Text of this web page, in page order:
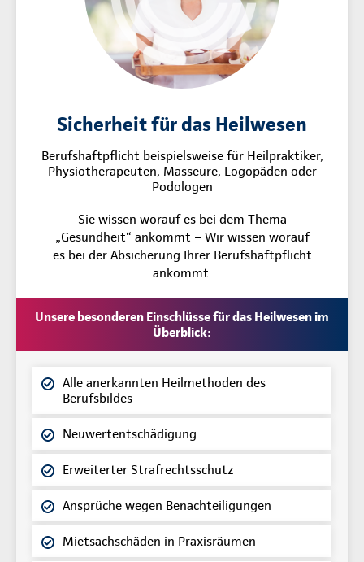
Sicherheit für das Heilwesen
Berufshaftpflicht beispielsweise für Heilpraktiker,
Physiotherapeuten, Masseure, Logopäden oder
Podologen
Sie wissen worauf es bei dem Thema
„Gesundheit“ ankommt – Wir wissen worauf
es bei der Absicherung Ihrer Berufshaftpflicht
ankommt.
Unsere besonderen Einschlüsse für das Heilwesen im
Überblick:
Alle anerkannten Heilmethoden des
Berufsbildes
Neuwertentschädigung
Erweiterter Strafrechtsschutz
Ansprüche wegen Benachteiligungen
Mietsachschäden in Praxisräumen